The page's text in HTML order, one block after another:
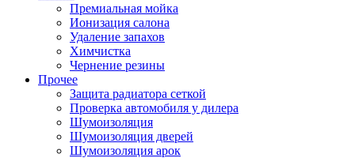
Премиальная мойка
Ионизация салона
Удаление запахов
Химчистка
Чернение резины
Прочее
Защита радиатора сеткой
Проверка автомобиля у дилера
Шумоизоляция
Шумоизоляция дверей
Шумоизоляция арок